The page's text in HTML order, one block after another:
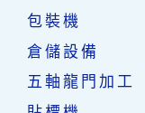
包裝機
倉儲設備
五軸龍門加工